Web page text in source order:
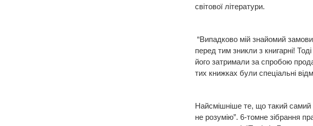
світової літератури.
“Випадково мій знайомий
перед тим зникли з книгарні!
його затримали за спробою
тих книжках були спеціальні
Найсмішніше те, що такий самий
не розумію”. 6-томне зібрання